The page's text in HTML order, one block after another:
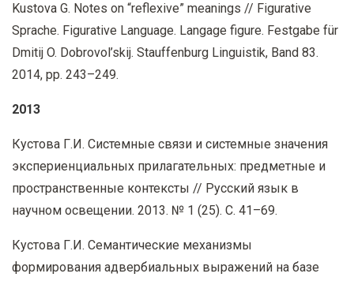
Kustova G. Notes on “reflexive” meanings // Figurative
Sprache. Figurative Language. Langage figure. Festgabe für
Dmitij O. Dobrovol’skij. Stauffenburg Linguistik, Band 83.
2014, pp. 243–249.
2013
Кустова Г.И. Системные связи и системные значения
экспериенциальных прилагательных: предметные и
пространственные контексты // Русский язык в
научном освещении. 2013. № 1 (25). С. 41–69.
Кустова Г.И. Семантические механизмы
формирования адвербиальных выражений на базе